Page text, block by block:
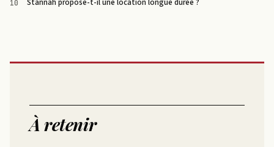
Stannah propose-t-il une location longue durée ?
À retenir